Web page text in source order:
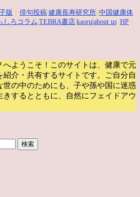
版 俳句投稿 健康長寿研究所 中国健康体
しろコラム TEBRA書店 kaoru |about us HP
へようこそ！このサイトは、健康で元
介・共有するサイトです。
ご自分自
世の中のためにも、子や孫や国に迷惑
きするとともに、自然にフェイドアウ